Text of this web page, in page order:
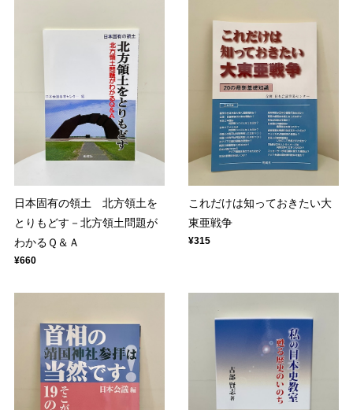
日本固有の領土 北方領土を
とりもどす－北方領土問題が
わかるＱ＆Ａ
¥660
これだけは知っておきたい大
東亜戦争
¥315